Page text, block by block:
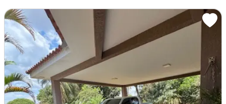
- Sistema de câmeras.
- Iluminação automatizada.
- Terreno todo cercado em muro e
alambrado.
Tudo feito com esmero e carinho, em local